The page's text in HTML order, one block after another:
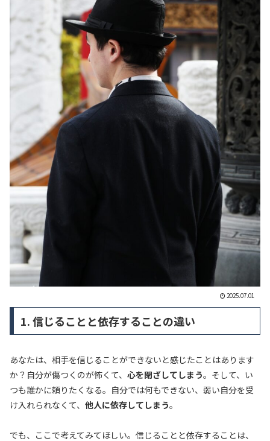
2025.07.01
1. 信じることと依存することの違い
あなたは、相手を信じることができないと感じたことはあります
か？自分が傷つくのが怖くて、 心を閉ざしてしまう。そして、い
つも誰かに頼りたくなる。自分では何もできない、弱い自分を受
け入れられなくて、 他人に依存してしまう。
でも、ここで考えてみてほしい。信じることと依存することは、